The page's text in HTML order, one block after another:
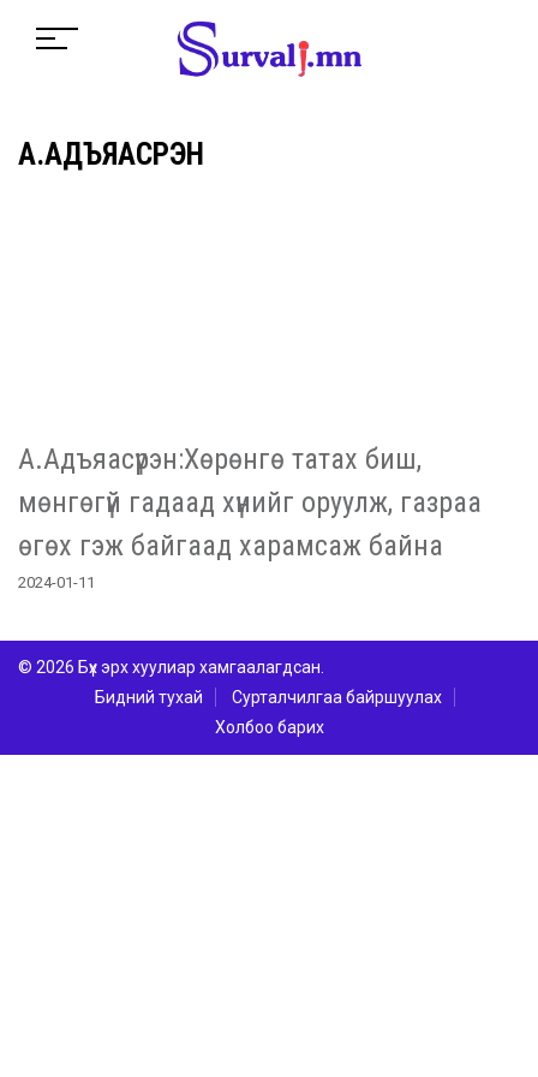
А.АДЪЯАСҮРЭН
А.Адъяасүрэн:Хөрөнгө татах биш,
мөнгөгүй гадаад хүнийг оруулж, газраа
өгөх гэж байгаад харамсаж байна
2024-01-11
© 2026 Бүх эрх хуулиар хамгаалагдсан.
Бидний тухай
Сурталчилгаа байршуулах
Холбоо барих